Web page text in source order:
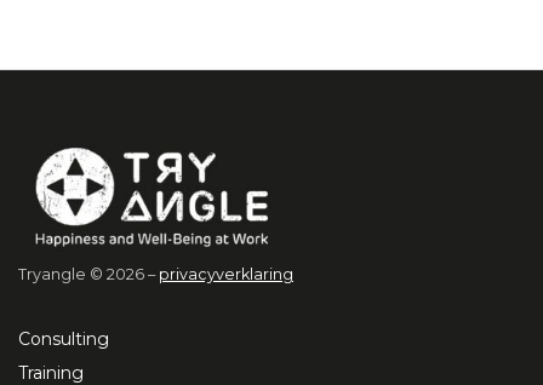
Tryangle © 2026 – privacyverklaring
Consulting
Training